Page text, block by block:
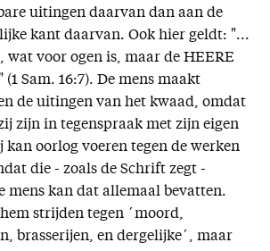
uitingen daarvan dan aan de
kant daarvan. Ook hier geldt: "...
wat voor ogen is, maar de HEERE
Sam. 16:7). De mens maakt
de uitingen van het kwaad, omdat
zijn in tegenspraak met zijn eigen
kan oorlog voeren tegen de werken
die - zoals de Schrift zegt -
mens kan dat allemaal bevatten.
strijden tegen ´moord,
brasserijen, en dergelijke´, maar